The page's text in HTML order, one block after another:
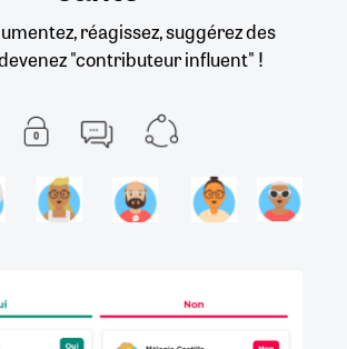
réagissez, suggérez des
"contributeur influent" !